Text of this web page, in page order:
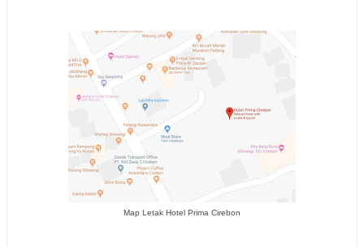
Map Letak Hotel Prima Cirebon